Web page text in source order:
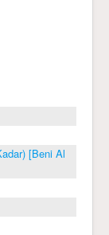
[Beni Al